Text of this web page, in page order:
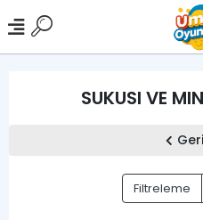
SUKUSI VE
Filtreleme